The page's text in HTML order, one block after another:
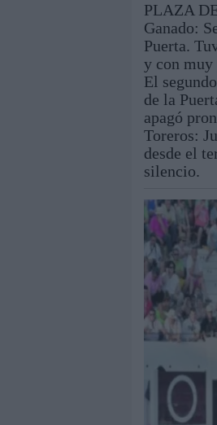
Módulos
PLAZA
Ganado:
Puerta.
y con muy
El
de la
apagó
Toreros:
desde el
silencio.